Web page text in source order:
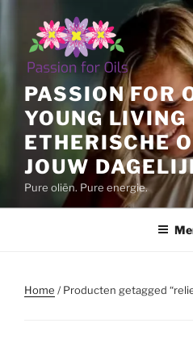
inhoud
PASSION FOR
YOUNG LIVING
ETHERISCHE
JOUW
Pure oliën. Pure energie.
Home / Producten getagged